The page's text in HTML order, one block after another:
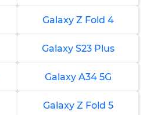
Galaxy Z Fold 4
Galaxy S23 Plus
Galaxy A34 5G
Galaxy Z Fold 5